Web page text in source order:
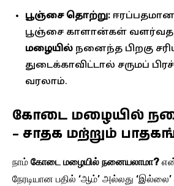
பூஞ்சை தொற்று:
பூஞ்சை காளான்கள்
மழையில் நனைந்த பிறகு
துடைக்காவிட்டால் சருமப்
வரலாம்.
கோடை மழையில்
– சாதக மற்றும்
நாம் கோடை மழையில் நனையலாமா?
நேரடியான பதில் ‘ஆம்’ அல்லது ‘இல்லை’